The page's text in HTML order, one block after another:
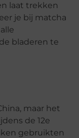
laat trekken
je bij matcha
bladeren te
maar het
de 12e
gebruikten